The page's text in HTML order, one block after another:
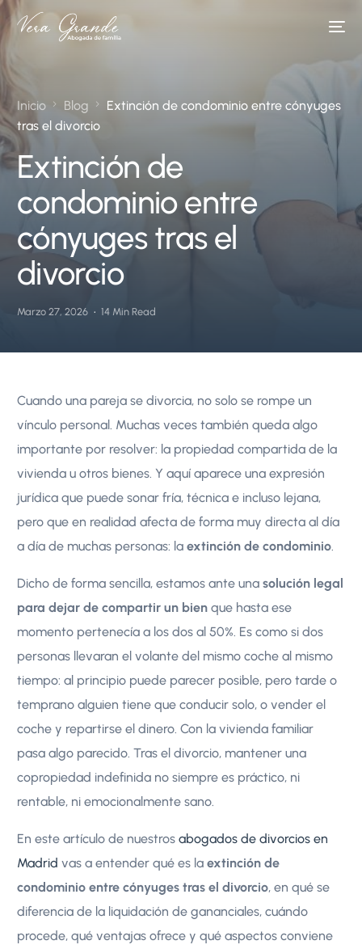
Inicio Blog
Extinción de condominio entre cónyuges
tras el divorcio
Extinción de
condominio entre
cónyuges tras el
divorcio
Marzo 27, 2026 14 Min Read
Cuando una pareja se divorcia, no solo se rompe un
vínculo personal. Muchas veces también queda algo
importante por resolver: la propiedad compartida de la
vivienda u otros bienes. Y aquí aparece una expresión
jurídica que puede sonar fría, técnica e incluso lejana,
pero que en realidad afecta de forma muy directa al día
a día de muchas personas: laextinción de condominio.
Dicho de forma sencilla, estamos ante unasolución legal
para dejar de compartir un bien que hasta ese
momento pertenecía a los dos al 50%. Es como si dos
personas llevaran el volante del mismo coche al mismo
tiempo: al principio puede parecer posible, pero tarde o
temprano alguien tiene que conducir solo, o vender el
coche y repartirse el dinero. Con la vivienda familiar
pasa algo parecido. Tras el divorcio, mantener una
copropiedad indefinida no siempre es práctico, ni
rentable, ni emocionalmente sano.
En este artículo de nuestrosabogados de divorcios en
Madrid vas a entender qué es laextinción de
condominio entre cónyuges tras el divorcio, en qué se
diferencia de la liquidación de gananciales, cuándo
procede, qué ventajas ofrece y qué aspectos conviene